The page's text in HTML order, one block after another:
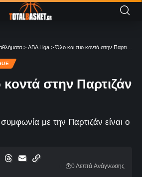
> ABA Liga >Όλο και πιο κοντά στην Παρτιζάν ο Μπρουκς
στην Παρτιζάν
με την Παρτιζάν είναι ο
0 Λεπτά Aνάγνωσης